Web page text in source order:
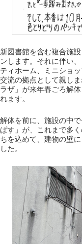
新図書館を含む複合施
ンします。それに伴い
ティホーム、ミニショ
交流の拠点として親し
ラザ」が来年春ごろ解
れます。
解体を前に、施設の中
ぱす」が、これまで多
ちを込めて、建物の壁
した。